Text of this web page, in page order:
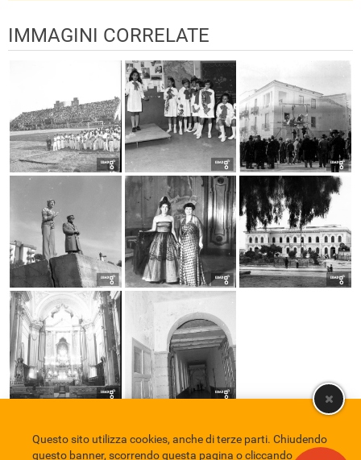
IMMAGINI CORRELATE
Comune di Eboli Servizio Bibliotecario Nazionale Privacy policy
Questo sito utilizza cookies, anche di terze parti. Chiudendo
questo banner, scorrendo questa pagina o cliccando